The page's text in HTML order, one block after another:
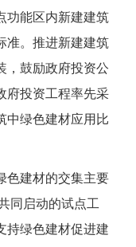
功能区内新建建筑
准。推进新建建筑
，鼓励政府投资公
府投资工程率先采
中绿色建材应用比
建材的交集主要
同启动的试点工
持绿色建材促进建